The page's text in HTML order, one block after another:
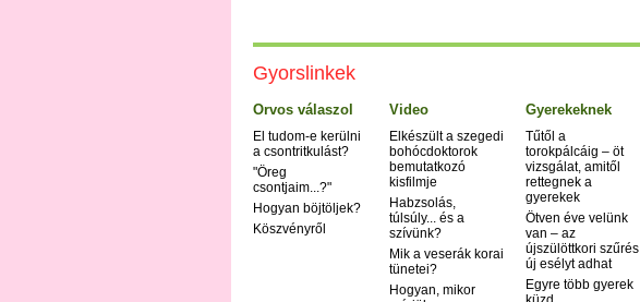
Gyorslinkek
Orvos válaszol
El tudom-e kerülni
a csontritkulást?
"Öreg
csontjaim...?"
Hogyan böjtöljek?
Köszvényről
Video
Elkészült a szegedi
bohócdoktorok
bemutatkozó
kisfilmje
Habzsolás,
túlsúly... és a
szívünk?
Mik a veserák korai
tünetei?
Hogyan, mikor
Gyerekeknek
Tűtől a
torokpálcáig – öt
vizsgálat, amitől
rettegnek a
gyerekek
Ötven éve velünk
van – az
újszülöttkori szűrés
új esélyt adhat
Egyre több gyerek